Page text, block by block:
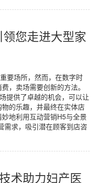
您走进大型家
要场所，然而，在数字时
，卖场需要创新的方法。
提供了卓越的机会，可以让
的乐趣，并最终在实体店
地利用互动营销H5与全景
需求，吸引潜在顾客到店咨
术助力妇产医